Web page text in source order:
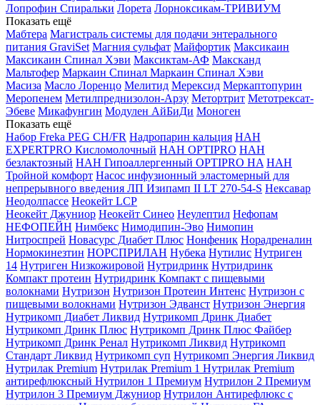
Лопрофин Спиральки Лорета Лорноксикам-ТРИВИУМ
Показать ещё
Мабтера Магистраль системы для подачи энтерального
питания GraviSet Магния сульфат Майфортик Максикаин
Максикаин Спинал Хэви Максиктам-АФ Максканд
Мальтофер Маркаин Спинал Маркаин Спинал Хэви
Масиза Масло Лоренцо Мелитид Мерексид Меркаптопурин
Меропенем Метилпреднизолон-Арзу Метортрит Метотрексат-
Эбеве Микафунгин Модулен АйБиДи Моноген
Показать ещё
Набор Freka PEG CH/FR Надропарин кальция НАН
EXPERTPRO Кисломолочный НАН OPTIPRO НАН
безлактозный НАН Гипоаллергенный OPTIPRO HA НАН
Тройной комфорт Насос инфузионный эластомерный для
непрерывного введения ЛП Изипамп II LT 270-54-S Нексавар
Неодолпассе Неокейт LCP
Неокейт Джуниор Неокейт Синео Неулептил Нефопам
НЕФОПЕЙН Нимбекс Нимодипин-Эво Нимопин
Нитроспрей Новасурс Диабет Плюс Нонфеник Норадреналин
Нормокинезтин НОРСПРИЛАН Нубека Нутилис Нутриген
14 Нутриген Низкожировой Нутридринк Нутридринк
Компакт протеин Нутридринк Компакт с пищевыми
волокнами Нутризон Нутризон Протеин Интенс Нутризон с
пищевыми волокнами Нутризон Эдванст Нутризон Энергия
Нутрикомп Диабет Ликвид Нутрикомп Дринк Диабет
Нутрикомп Дринк Плюс Нутрикомп Дринк Плюс Файбер
Нутрикомп Дринк Ренал Нутрикомп Ликвид Нутрикомп
Стандарт Ликвид Нутрикомп суп Нутрикомп Энергия Ликвид
Нутрилак Premium Нутрилак Premium 1 Нутрилак Premium
антирефлюксный Нутрилон 1 Премиум Нутрилон 2 Премиум
Нутрилон 3 Премиум Джуниор Нутрилон Антирефлюкс с